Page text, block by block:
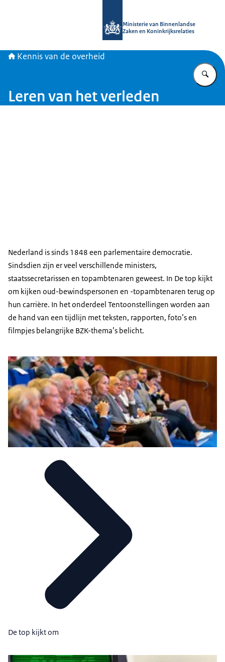
Ministerie van Binnenlandse
Zaken en Koninkrijksrelaties
Kennis van de overheid
Leren van het verleden
Nederland is sinds 1848 een parlementaire democratie.
Sindsdien zijn er veel verschillende ministers,
staatssecretarissen en topambtenaren geweest. In De top kijkt
om kijken oud-bewindspersonen en -topambtenaren terug op
hun carrière. In het onderdeel Tentoonstellingen worden aan
de hand van een tijdlijn met teksten, rapporten, foto’s en
filmpjes belangrijke BZK-thema’s belicht.
De top kijkt om